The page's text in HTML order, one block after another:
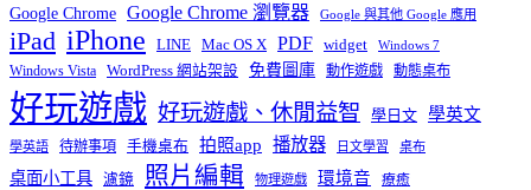
Google Chrome Google Chrome 瀏覽器 Google 與其他 Google 應用
iPad iPhone LINE Mac OS X PDF widget Windows 7
Windows Vista WordPress 網站架設 免費圖庫 動作遊戲 動態桌布
好玩遊戲 好玩遊戲、休閒益智 學日文 學英文
學英語 待辦事項 手機桌布 拍照app 播放器 日文學習 桌布
桌面小工具 濾鏡 照片編輯 物理遊戲 環境音 療癒